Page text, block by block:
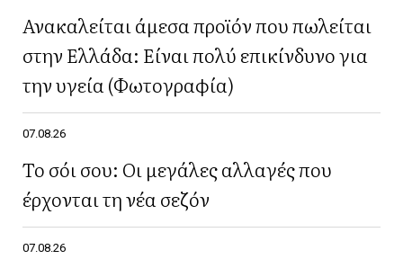
Ανακαλείται άμεσα προϊόν που πωλείται
στην Ελλάδα: Είναι πολύ επικίνδυνο για
την υγεία (Φωτογραφία)
07.08.26
Το σόι σου: Οι μεγάλες αλλαγές που
έρχονται τη νέα σεζόν
07.08.26